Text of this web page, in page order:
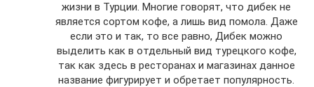
жизни в Турции. Многие говорят, что дибек не
является сортом кофе, а лишь вид помола. Даже
если это и так, то все равно, Дибек можно
выделить как в отдельный вид турецкого кофе,
так как здесь в ресторанах и магазинах данное
название фигурирует и обретает популярность.